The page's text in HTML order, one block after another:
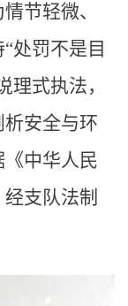
节轻微、
处罚不是目
理式执法，
安全与环
中华人民
支队法制